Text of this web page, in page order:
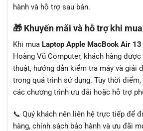
hành và hỗ trợ sau bán.
🎁 Khuyến mãi và hỗ trợ khi
Khi mua Laptop Apple MacBook Air
Hoàng Vũ Computer, khách hàng
thuật, hướng dẫn kiểm tra máy và giải
trong quá trình sử dụng. Tùy thời
các chương trình ưu đãi hoặc hỗ trợ
📞 Quý khách nên liên hệ trực tiếp để
hàng, chính sách bảo hành và ưu đãi